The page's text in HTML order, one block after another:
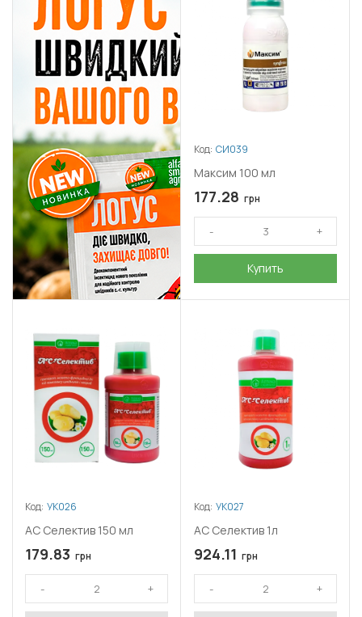
Код: СИ039
Максим 100 мл
177.28 грн
Купить
Код: УК026
АС Селектив 150 мл
179.83 грн
Код: УК027
АС Селектив 1л
924.11 грн